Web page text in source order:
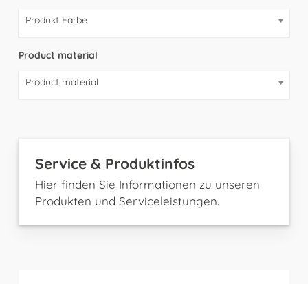
Produkt Farbe
Product material
Product material
Service & Produktinfos
Hier finden Sie Informationen zu unseren
Produkten und Serviceleistungen.